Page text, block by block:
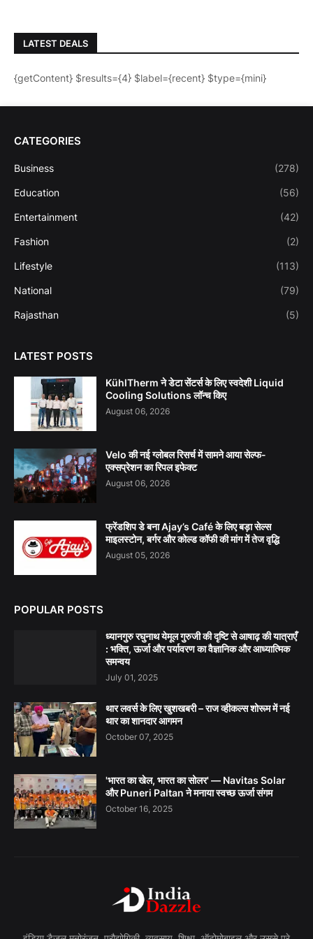
LATEST DEALS
{getContent} $results={4} $label={recent} $type={mini}
CATEGORIES
Business (278)
Education (56)
Entertainment (42)
Fashion (2)
Lifestyle (113)
National (79)
Rajasthan (5)
LATEST POSTS
KühlTherm ने डेटा सेंटर्स के लिए स्वदेशी Liquid
Cooling Solutions लॉन्च किए
August 06, 2026
Velo की नई ग्लोबल रिसर्च में सामने आया सेल्फ-
एक्सप्रेशन का रिपल इफेक्ट
August 06, 2026
फ्रेंडशिप डे बना Ajay’s Café के लिए बड़ा सेल्स
माइलस्टोन, बर्गर और कोल्ड कॉफी की मांग में तेज वृद्धि
August 05, 2026
POPULAR POSTS
ध्यानगुरु रघुनाथ येमूल गुरुजी की दृष्टि से आषाढ़ की यात्राएँ
: भक्ति, ऊर्जा और पर्यावरण का वैज्ञानिक और आध्यात्मिक
समन्वय
July 01, 2025
थार लवर्स के लिए खुशखबरी – राज व्हीकल्स शोरूम में नई
थार का शानदार आगमन
October 07, 2025
'भारत का खेल, भारत का सोलर' — Navitas Solar
और Puneri Paltan ने मनाया स्वच्छ ऊर्जा संगम
October 16, 2025